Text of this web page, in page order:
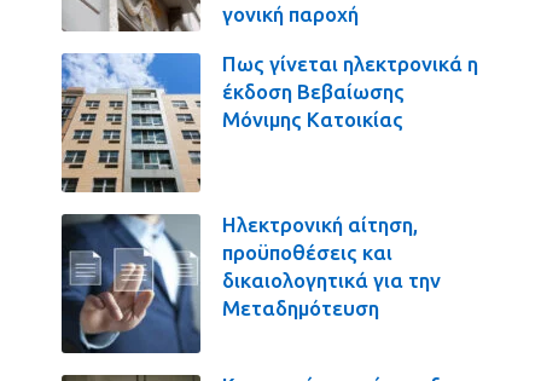
γονική παροχή
Πως γίνεται ηλεκτρονικά η
έκδοση Βεβαίωσης
Μόνιμης Κατοικίας
Ηλεκτρονική αίτηση,
προϋποθέσεις και
δικαιολογητικά για την
Μεταδημότευση